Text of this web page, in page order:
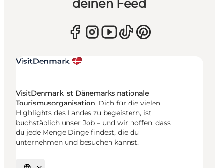
deinen Feed
VisitDenmark ist Dänemarks nationale
Tourismusorganisation. Dich für die vielen
Highlights des Landes zu begeistern, ist
buchstäblich unser Job – und wir hoffen, dass
du jede Menge Dinge findest, die du
unternehmen und besuchen kannst.